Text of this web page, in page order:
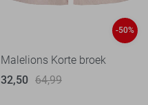
-50%
Malelions Korte broek
32,50 64,99